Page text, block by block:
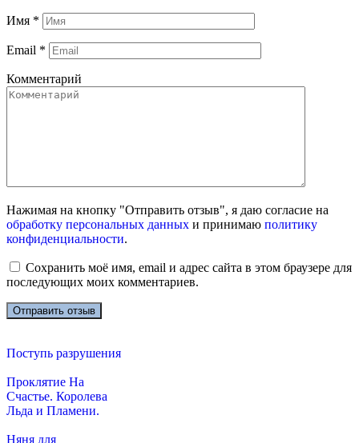
Имя *
Email *
Комментарий
Нажимая на кнопку "Отправить отзыв", я даю согласие на
обработку персональных данных и принимаю политику
конфиденциальности.
Сохранить моё имя, email и адрес сайта в этом браузере для
последующих моих комментариев.
Поступь разрушения
Проклятие На
Счастье. Королева
Льда и Пламени.
Няня для